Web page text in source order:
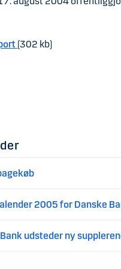
(302 kb)
2005 for Danske
udsteder ny